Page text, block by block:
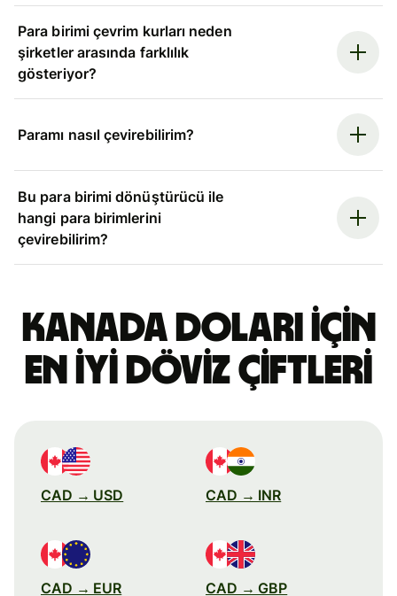
Para birimi çevrim kurları neden
şirketler arasında farklılık
gösteriyor?
Paramı nasıl çevirebilirim?
Bu para birimi dönüştürücü ile
hangi para birimlerini
çevirebilirim?
Kanada doları için
en iyi döviz çiftleri
CAD → USD CAD → INR
CAD → EUR CAD → GBP